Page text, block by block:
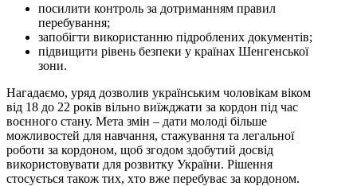
посилити контроль за дотриманням правил
перебування;
запобігти використанню підроблених документів;
підвищити рівень безпеки у країнах Шенгенської
зони.
Нагадаємо, уряд дозволив українським чоловікам віком
від 18 до 22 років вільно виїжджати за кордон під час
воєнного стану. Мета змін – дати молоді більше
можливостей для навчання, стажування та легальної
роботи за кордоном, щоб згодом здобутий досвід
використовувати для розвитку України. Рішення
стосується також тих, хто вже перебуває за кордоном.